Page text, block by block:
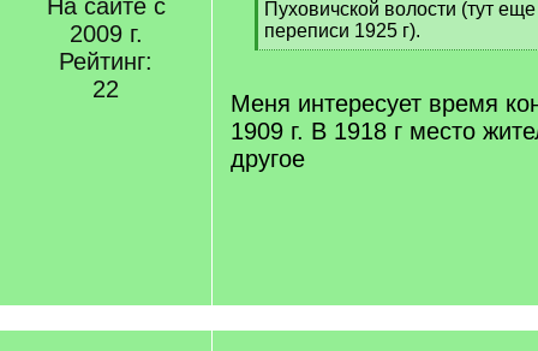
На сайте с
2009 г.
Рейтинг:
22
q
]
Пуховичской волости (тут
переписи 1925 г).
[
q
]
Меня интересует время
1909 г. В 1918 г место
другое